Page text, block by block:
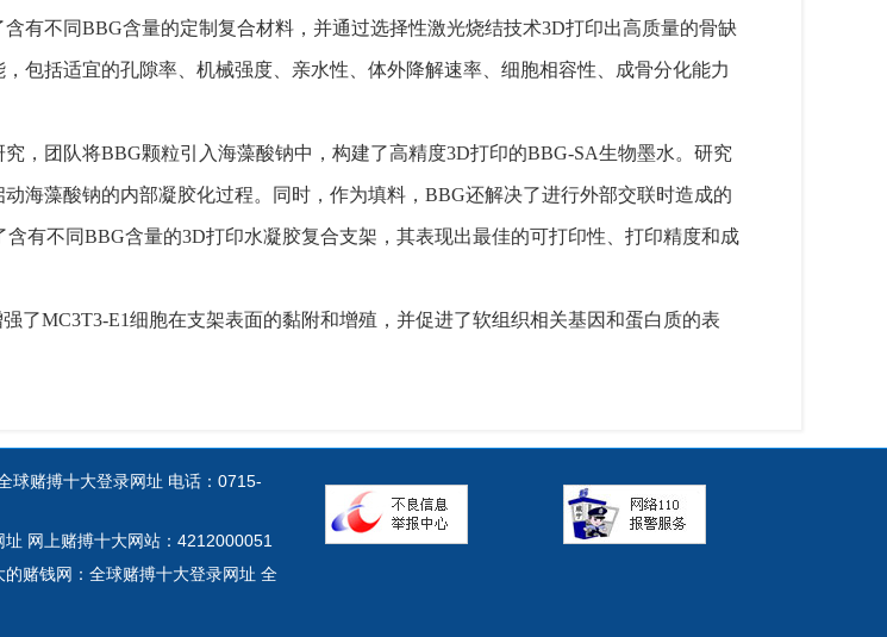
有不同BBG含量的定制复合材料，并通过选择性激光烧结技术3D打印出高质量的骨缺
包括适宜的孔隙率、机械强度、亲水性、体外降解速率、细胞相容性、成骨分化能力
，团队将BBG颗粒引入海藻酸钠中，构建了高精度3D打印的BBG-SA生物墨水。研究
海藻酸钠的内部凝胶化过程。同时，作为填料，BBG还解决了进行外部交联时造成的
有不同BBG含量的3D打印水凝胶复合支架，其表现出最佳的可打印性、打印精度和成
了MC3T3-E1细胞在支架表面的黏附和增殖，并促进了软组织相关基因和蛋白质的表
球赌搏十大登录网址 电话：0715-
网上赌搏十大网站：4212000051
赌钱网：全球赌搏十大登录网址 全